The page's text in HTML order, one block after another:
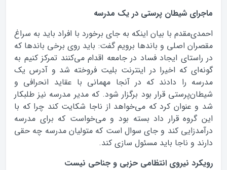
ماجراي شيطان پرستي در يک مدرسه
احمدی‌مقدم با بیان اینکه به جای برخورد با افراد باید به سراغ
مقصران اصلی و باندها برویم گفت: باید روی برخی باندها که
در راستای ایجاد فساد در جامعه اقدام می‌کنند تمرکز کنیم به
گونه‌ای که اخیرا در اینترنت بلیت فروخته شد و آدرس یک
مدرسه را دادند که در آنجا مهمانی با عقاید انحرافی و
شیطان‌پرستی قرار بود برگزار شود. که مدیر مدرسه نیز طلبکار
شد و عنوان کرد که می‌خواهد از ناجا شکایت کند چرا که با
این گروه قرار داد بسته بود و می‌خواست که برای مدرسه
درآمدزایی کند و جای سوال است که متولیان مدرسه چه حقی
دارند و ناجا باید مسئول سازی کند.
رويکرد نيروي انتظامي حزبي و جناحي نيست